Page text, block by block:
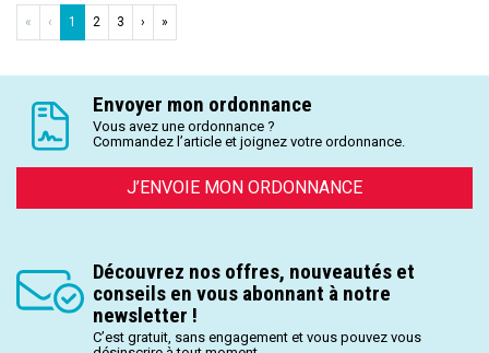
« ‹ 1 2 3 › »
Envoyer mon ordonnance
Vous avez une ordonnance ?
Commandez l’article et joignez votre ordonnance.
J’ENVOIE MON ORDONNANCE
Découvrez nos offres, nouveautés et
conseils en vous abonnant à notre
newsletter !
C’est gratuit, sans engagement et vous pouvez vous